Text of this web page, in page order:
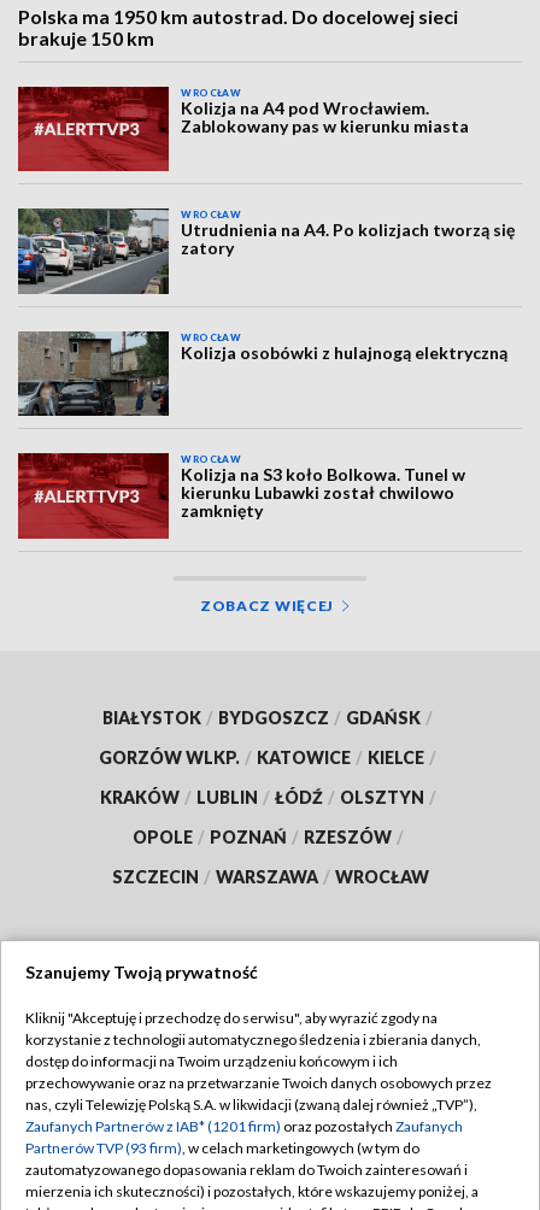
Polska ma 1950 km autostrad. Do docelowej sieci
brakuje 150 km
WROCŁAW
Kolizja na A4 pod Wrocławiem.
Zablokowany pas w kierunku miasta
WROCŁAW
Utrudnienia na A4. Po kolizjach tworzą się
zatory
WROCŁAW
Kolizja osobówki z hulajnogą elektryczną
WROCŁAW
Kolizja na S3 koło Bolkowa. Tunel w
kierunku Lubawki został chwilowo
zamknięty
ZOBACZ WIĘCEJ
BIAŁYSTOK / BYDGOSZCZ / GDAŃSK /
GORZÓW WLKP. / KATOWICE / KIELCE /
KRAKÓW / LUBLIN / ŁÓDŹ / OLSZTYN /
OPOLE / POZNAŃ / RZESZÓW /
SZCZECIN / WARSZAWA / WROCŁAW
TVP
Abonament TVP
Emisja w TVP
Centrum informacji TVP
Naziemna Telewizja Cyfrowa
Regulamin TVP
Polityka prywatności
Moje zgody
Szanujemy Twoją prywatność
Kliknij "Akceptuję i przechodzę do serwisu", aby wyrazić zgody na
korzystanie z technologii automatycznego śledzenia i zbierania danych,
dostęp do informacji na Twoim urządzeniu końcowym i ich
przechowywanie oraz na przetwarzanie Twoich danych osobowych przez
nas, czyli Telewizję Polską S.A. w likwidacji (zwaną dalej również „TVP”),
Zaufanych Partnerów z IAB* (1201 firm) oraz pozostałych Zaufanych
Partnerów TVP (93 firm), w celach marketingowych (w tym do
zautomatyzowanego dopasowania reklam do Twoich zainteresowań i
mierzenia ich skuteczności) i pozostałych, które wskazujemy poniżej, a